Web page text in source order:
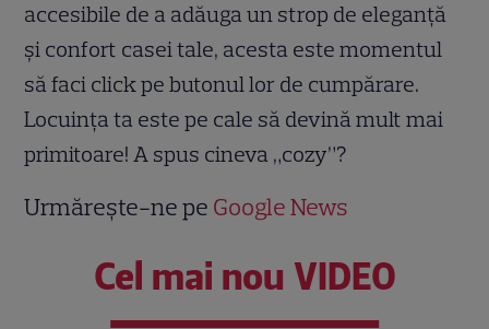
accesibile de a adăuga un strop de eleganță
și confort casei tale, acesta este momentul
să faci click pe butonul lor de cumpărare.
Locuința ta este pe cale să devină mult mai
primitoare! A spus cineva „cozy”?
Urmărește-ne pe Google News
Cel mai nou VIDEO